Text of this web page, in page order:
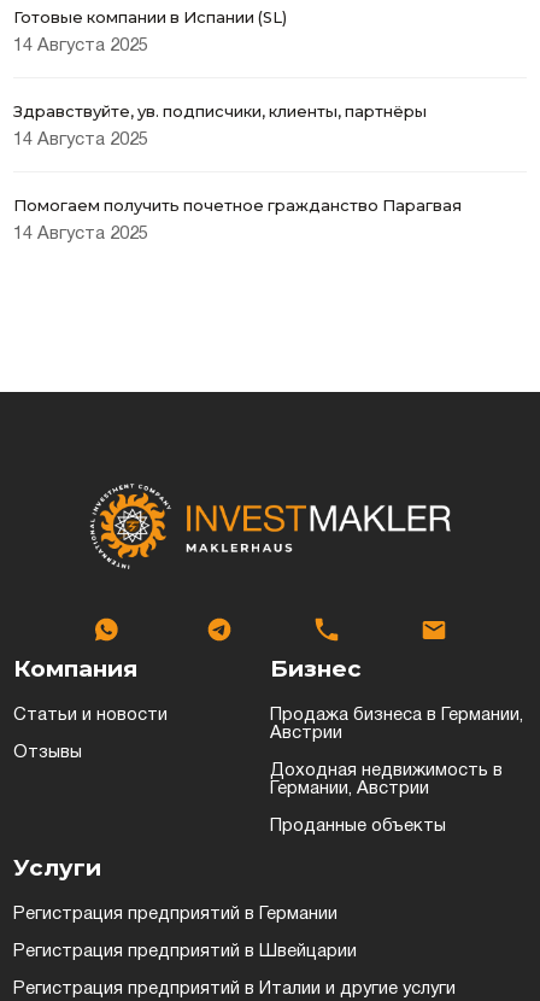
Готовые компании в Испании (SL)
14 Августа 2025
Здравствуйте, ув. подписчики, клиенты, партнёры
14 Августа 2025
Помогаем получить почетное гражданство Парагвая
14 Августа 2025
Компания
Статьи и новости
Отзывы
Бизнес
Продажа бизнеса в Германии,
Австрии
Доходная недвижимость в
Германии, Австрии
Проданные объекты
Услуги
Регистрация предприятий в Германии
Регистрация предприятий в Швейцарии
Регистрация предприятий в Италии и другие услуги